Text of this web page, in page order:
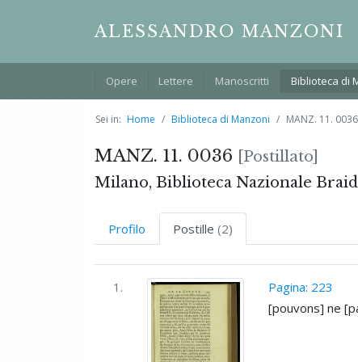
ALESSANDRO MANZONI
Opere Lettere Manoscritti Biblioteca di
Sei in: Home Biblioteca di Manzoni MANZ. 11. 0036
MANZ. 11. 0036 [Postillato]
Milano, Biblioteca Nazionale
Profilo Postille (2)
1.
Pagina: 223
[pouvons] ne